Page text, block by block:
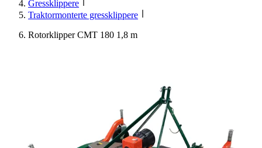
Gressklippere
Traktormonterte gressklippere
Rotorklipper CMT 180 1,8 m